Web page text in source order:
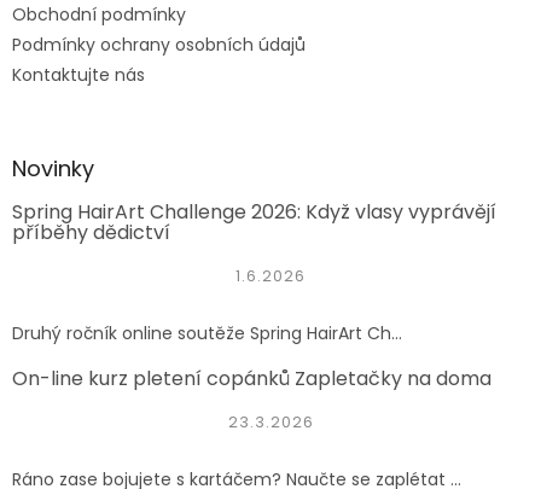
Obchodní podmínky
Podmínky ochrany osobních údajů
Kontaktujte nás
Novinky
Spring HairArt Challenge 2026: Když vlasy vyprávějí
příběhy dědictví
1.6.2026
Druhý ročník online soutěže Spring HairArt Ch...
On-line kurz pletení copánků Zapletačky na doma
23.3.2026
Ráno zase bojujete s kartáčem? Naučte se zaplétat ...